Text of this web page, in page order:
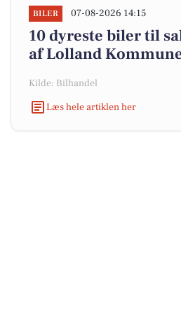
BILER 07-08-2026 14:15
10 dyreste biler til
af Lolland
Kilde: Bilhandel
Læs hele artiklen her